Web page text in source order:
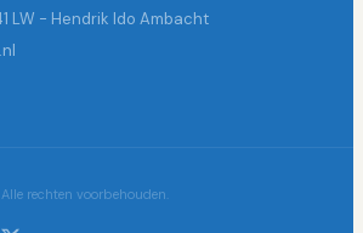
LW - Hendrik Ido Ambacht
rechten voorbehouden.